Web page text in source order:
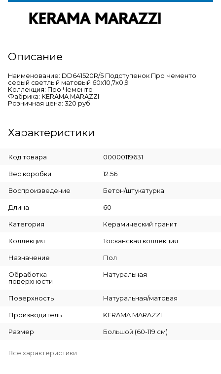
Описание
Наименование: DD641520R/5 Подступенок Про Чементо
серый светлый матовый 60x10,7x0,9
Коллекция: Про Чементо
Фабрика: KERAMA MARAZZI
Розничная цена: 320 руб.
Характеристики
Код товара 00000119631
Вес коробки 12.56
Воспроизведение Бетон/штукатурка
Длина 60
Категория Керамический гранит
Коллекция Тосканская коллекция
Назначение Пол
Обработка
поверхности
Натуральная
Поверхность Натуральная/матовая
Производитель KERAMA MARAZZI
Размер Большой (60-119 см)
Все характеристики